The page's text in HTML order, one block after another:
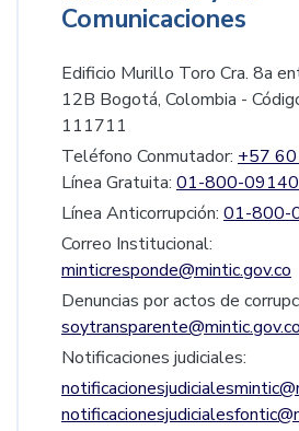
Comunicaciones
Edificio Murillo Toro Cra. 8a
12B Bogotá, Colombia -
111711
Teléfono Conmutador: +57
Línea Gratuita: 01-800-
Línea Anticorrupción: 01-800-
Correo Institucional:
minticresponde@mintic.gov.co
Denuncias por actos de
soytransparente@mintic.gov.co
Notificaciones judiciales: